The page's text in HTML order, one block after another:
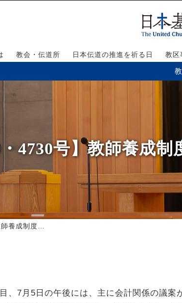
教会・伝道所 日本伝道の推進を祈る日 教区
・4730号】教師養成
【4729・4730号】教師養成制度の検討開始 その他、重要案件
、7月5日の午後には、主に会計関係の議案